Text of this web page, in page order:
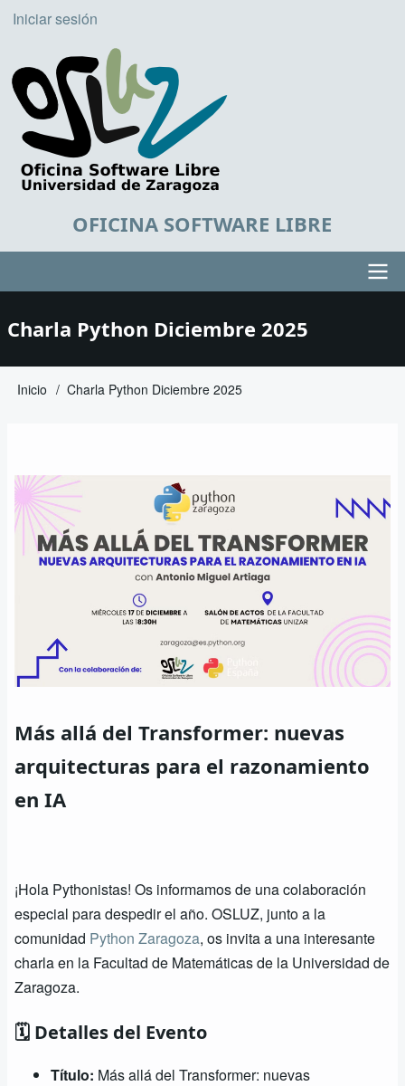
Pasar
contenido
principal
User
account
menu
Iniciar sesión
OFICINA SOFTWARE LIBRE
Main
navigation
Charla Python Diciembre 2025
Sobrescribir
ayuda
Inicio Charla Python Diciembre 2025
Más allá del Transformer: nuevas
arquitecturas para el razonamiento
en IA
¡Hola Pythonistas! Os informamos de una colaboración
especial para despedir el año. OSLUZ, junto a la
comunidad Python Zaragoza, os invita a una interesante
charla en la Facultad de Matemáticas de la Universidad de
Zaragoza.
🗓️ Detalles del Evento
Título: Más allá del Transformer: nuevas